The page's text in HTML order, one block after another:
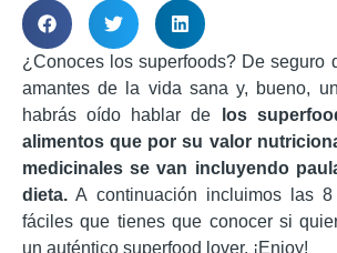
¿Conoces los superfoods? De seguro
amantes de la vida sana y, bueno,
habrás oído hablar de
los
alimentos que por su valor
medicinales se van incluyendo
dieta. A continuación incluimos las
fáciles que tienes que conocer si
un auténtico superfood lover. ¡Enjoy!